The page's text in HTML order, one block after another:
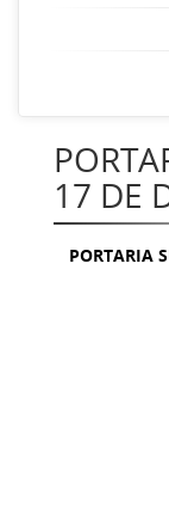
17 DE
PORTARIA